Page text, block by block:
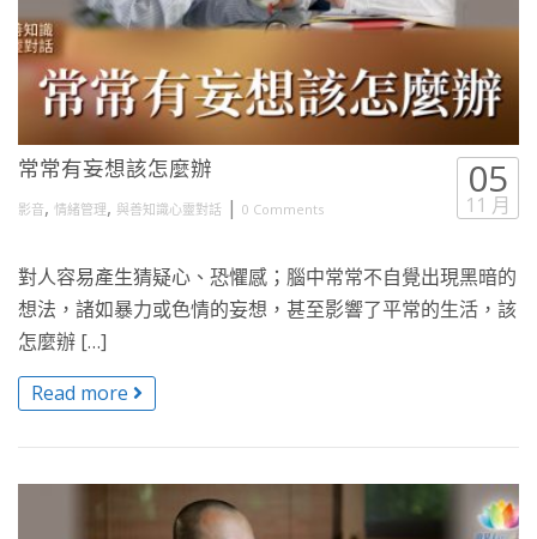
常常有妄想該怎麼辦
影音, 情緒管理, 與善知識心靈對話 | 0 Comments
05
11 月
對人容易產生猜疑心、恐懼感；腦中常常不自覺出現黑暗的
想法，諸如暴力或色情的妄想，甚至影響了平常的生活，該
怎麼辦 […]
Read more